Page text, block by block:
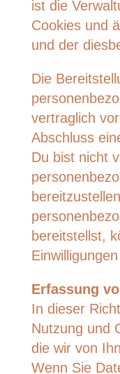
ist die
Cookies und
und der
Die
vertraglich
Abschluss
Du bist nicht
bereitstellst,
Erfassung
In dieser
Nutzung und
die wir von
Wenn Sie